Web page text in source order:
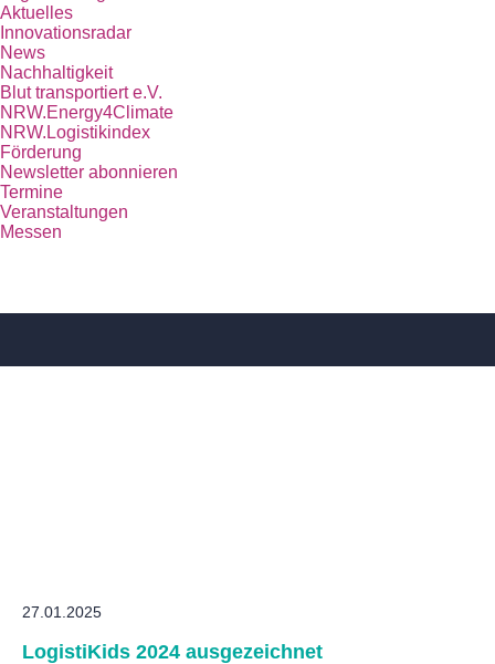
Aktuelles
Innovationsradar
News
Nachhaltigkeit
Blut transportiert e.V.
NRW.Energy4Climate
NRW.Logistikindex
Förderung
Newsletter abonnieren
Termine
Veranstaltungen
Messen
27.01.2025
LogistiKids 2024 ausgezeichnet